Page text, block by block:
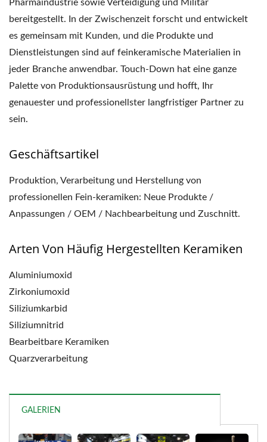
Pharmaindustrie sowie Verteidigung und Militär
bereitgestellt. In der Zwischenzeit forscht und entwickelt
es gemeinsam mit Kunden, und die Produkte und
Dienstleistungen sind auf feinkeramische Materialien in
jeder Branche anwendbar. Touch-Down hat eine ganze
Palette von Produktionsausrüstung und hofft, Ihr
genauester und professionellster langfristiger Partner zu
sein.
Geschäftsartikel
Produktion, Verarbeitung und Herstellung von
professionellen Fein-keramiken: Neue Produkte /
Anpassungen / OEM / Nachbearbeitung und Zuschnitt.
Arten Von Häufig Hergestellten Keramiken
Aluminiumoxid
Zirkoniumoxid
Siliziumkarbid
Siliziumnitrid
Bearbeitbare Keramiken
Quarzverarbeitung
GALERIEN